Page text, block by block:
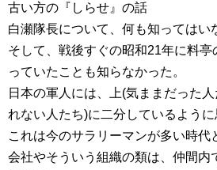
古い方の『しらせ』の話
白瀬隊長について、何も知ってはい
そして、戦後すぐの昭和21年に料
っていたことも知らなかった。
日本の軍人には、上(気ままだった
れない人たち)に二分しているように
これは今のサラリーマンが多い時代
会社やそういう組織の類は、仲間内